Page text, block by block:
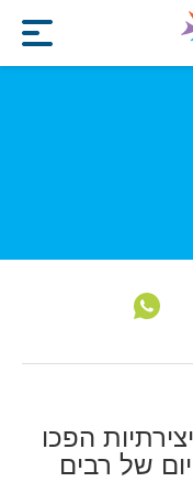
הפכו
של רבים